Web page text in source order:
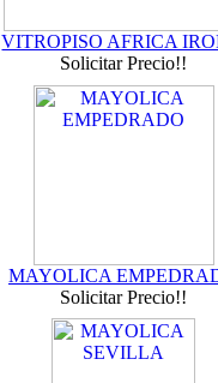
VITROPISO AFRICA
Solicitar Precio!!
MAYOLICA
Solicitar Precio!!